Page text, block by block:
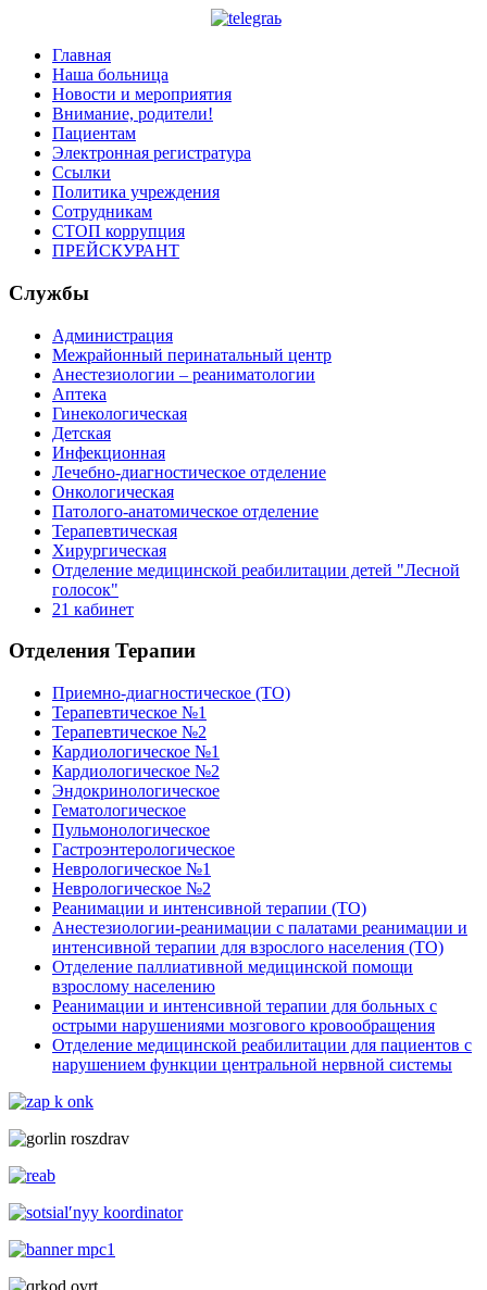
Главная
Наша больница
Новости и мероприятия
Внимание, родители!
Пациентам
Электронная регистратура
Ссылки
Политика учреждения
Сотрудникам
СТОП коррупция
ПРЕЙСКУРАНТ
Службы
Администрация
Межрайонный перинатальный центр
Анестезиологии – реаниматологии
Аптека
Гинекологическая
Детская
Инфекционная
Лечебно-диагностическое отделение
Онкологическая
Патолого-анатомическое отделение
Терапевтическая
Хирургическая
Отделение медицинской реабилитации детей "Лесной
голосок"
21 кабинет
Отделения Терапии
Приемно-диагностическое (ТО)
Терапевтическое №1
Терапевтическое №2
Кардиологическое №1
Кардиологическое №2
Эндокринологическое
Гематологическое
Пульмонологическое
Гастроэнтерологическое
Неврологическое №1
Неврологическое №2
Реанимации и интенсивной терапии (ТО)
Анестезиологии-реанимации с палатами реанимации и
интенсивной терапии для взрослого населения (ТО)
Отделение паллиативной медицинской помощи
взрослому населению
Реанимации и интенсивной терапии для больных с
острыми нарушениями мозгового кровообращения
Отделение медицинской реабилитации для пациентов с
нарушением функции центральной нервной системы